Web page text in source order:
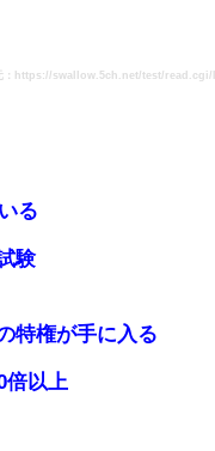
：https://swallow.5ch.net/test/read.cgi/
る
験
特権が手に入る
倍以上